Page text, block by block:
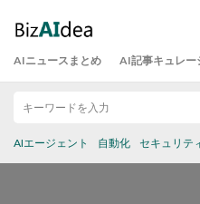
AIニュースまとめ AI記事キュレー
AIエージェント 自動化 セキュリテ